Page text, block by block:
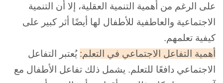
على الرغم من أهمية التنمية العقلية، إلا أن التنمية
الاجتماعية والعاطفية للأطفال لها أيضًا أثر كبير على
كيفية تعلمهم.
أهمية التفاعل الاجتماعي في التعلم: يُعتبر التفاعل
الاجتماعي دافعًا للتعلم. يشمل ذلك تفاعل الأطفال مع